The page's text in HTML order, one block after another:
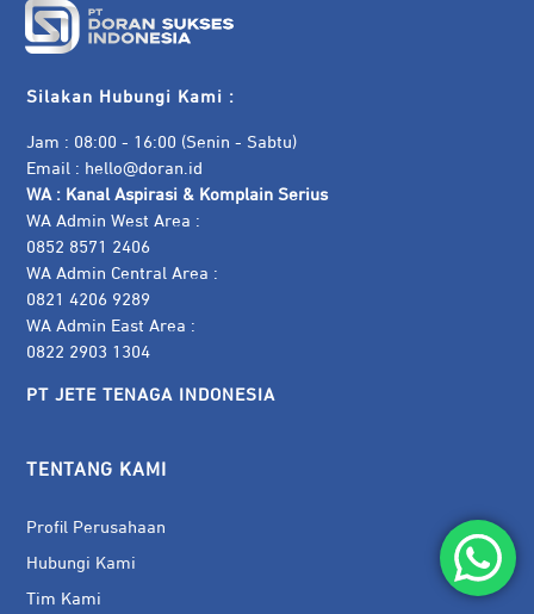
Silakan Hubungi Kami :
Jam : 08:00 - 16:00 (Senin - Sabtu)
Email : hello@doran.id
WA : Kanal Aspirasi & Komplain Serius
WA Admin West Area :
0852 8571 2406
WA Admin Central Area :
0821 4206 9289
WA Admin East Area :
0822 2903 1304
PT JETE TENAGA INDONESIA
TENTANG KAMI
Profil Perusahaan
Hubungi Kami
Tim Kami